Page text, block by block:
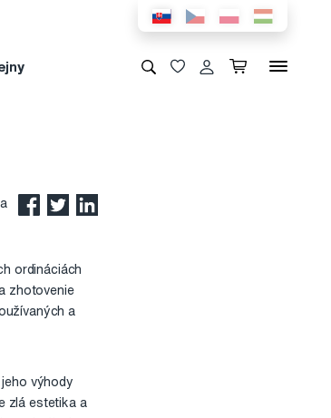
ordináciách
zhotovenie
a
jeho výhody
zlá estetika a